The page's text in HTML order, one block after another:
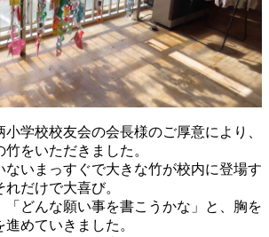
学校校友会の会長様のご厚意により、
をいただきました。
ないまっすぐで大きな竹が校内に登場す
だけで大喜び。
「どんな願い事を書こうかな」と、胸を
めていきました。